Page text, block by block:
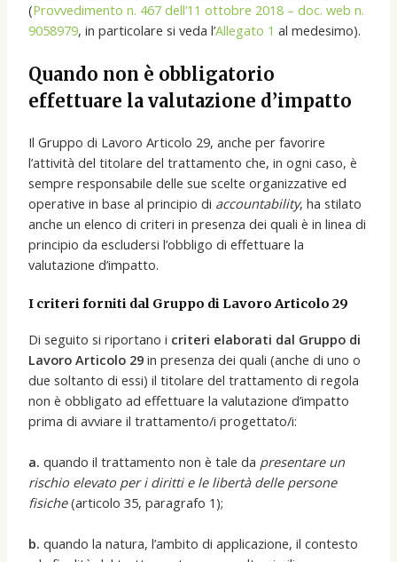
(Provvedimento n. 467 dell’11 ottobre 2018 – doc. web n.
9058979, in particolare si veda l’Allegato 1 al medesimo).
Quando non è obbligatorio
effettuare la valutazione d’impatto
Il Gruppo di Lavoro Articolo 29, anche per favorire
l’attività del titolare del trattamento che, in ogni caso, è
sempre responsabile delle sue scelte organizzative ed
operative in base al principio di accountability, ha stilato
anche un elenco di criteri in presenza dei quali è in linea di
principio da escludersi l’obbligo di effettuare la
valutazione d’impatto.
I criteri forniti dal Gruppo di Lavoro Articolo 29
Di seguito si riportano i criteri elaborati dal Gruppo di
Lavoro Articolo 29 in presenza dei quali (anche di uno o
due soltanto di essi) il titolare del trattamento di regola
non è obbligato ad effettuare la valutazione d’impatto
prima di avviare il trattamento/i progettato/i:
a. quando il trattamento non è tale da presentare un
rischio elevato per i diritti e le libertà delle persone
fisiche(articolo 35, paragrafo 1);
b. quando la natura, l’ambito di applicazione, il contesto